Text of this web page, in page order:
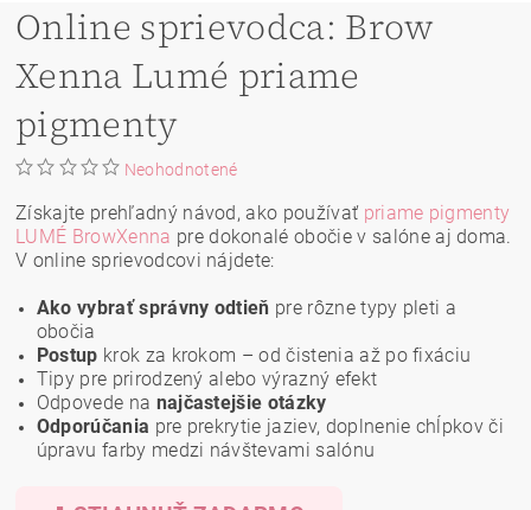
Online sprievodca: Brow
Xenna Lumé priame
pigmenty
Neohodnotené
Získajte prehľadný návod, ako používať priame pigmenty
LUMÉ BrowXenna pre dokonalé obočie v salóne aj doma.
V online sprievodcovi nájdete:
Ako vybrať správny odtieň pre rôzne typy pleti a
obočia
Postup krok za krokom – od čistenia až po fixáciu
Tipy pre prirodzený alebo výrazný efekt
Odpovede na najčastejšie otázky
Odporúčania pre prekrytie jaziev, doplnenie chĺpkov či
úpravu farby medzi návštevami salónu